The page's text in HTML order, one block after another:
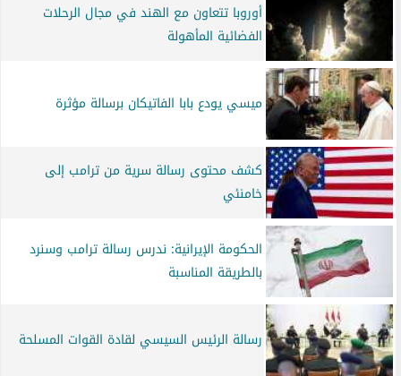
أوروبا تتعاون مع الهند في مجال الرحلات
الفضائية المأهولة
ميسي يودع بابا الفاتيكان برسالة مؤثرة
كشف محتوى رسالة سرية من ترامب إلى
خامنئي
الحكومة الإيرانية: ندرس رسالة ترامب وسنرد
بالطريقة المناسبة
رسالة الرئيس السيسي لقادة القوات المسلحة